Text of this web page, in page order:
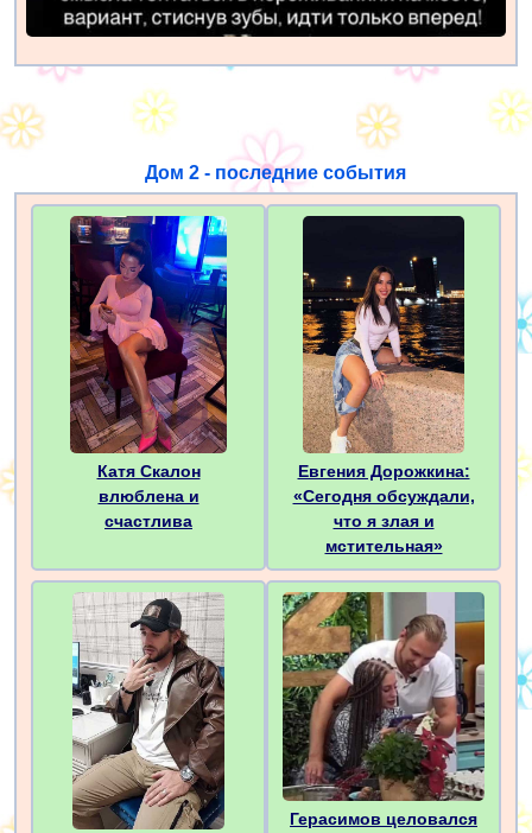
Дом 2 - последние события
Катя Скалон
влюблена и
счастлива
Евгения Дорожкина:
«Сегодня обсуждали,
что я злая и
мстительная»
Герасимов целовался